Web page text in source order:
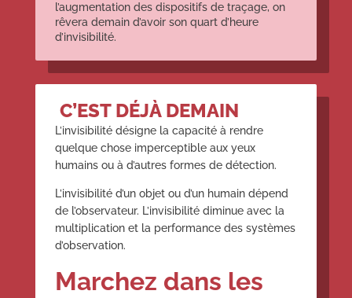
l’augmentation des dispositifs de traçage, on
rêvera demain d’avoir son quart d’heure
d’invisibilité.
C’EST DÉJÀ DEMAIN
L’invisibilité désigne la capacité à rendre
quelque chose imperceptible aux yeux
humains ou à d’autres formes de détection.
L’invisibilité d’un objet ou d’un humain dépend
de l’observateur. L’invisibilité diminue avec la
multiplication et la performance des systèmes
d’observation.
Marchez dans les